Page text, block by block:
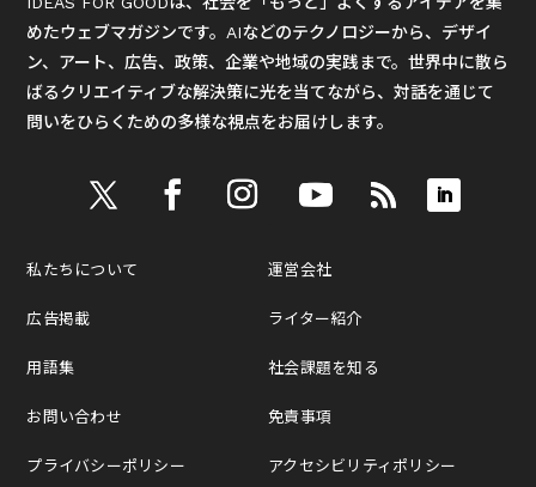
めたウェブマガジンです。AIなどのテクノロジーから、デザイ
ン、アート、広告、政策、企業や地域の実践まで。世界中に散ら
ばるクリエイティブな解決策に光を当てながら、対話を通じて
問いをひらくための多様な視点をお届けします。
私たちについて
広告掲載
用語集
お問い合わせ
プライバシーポリシー
運営会社
ライター紹介
社会課題を知る
免責事項
アクセシビリティポリシー